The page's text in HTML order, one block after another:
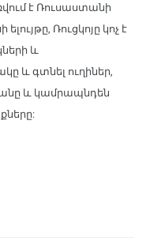
է Ռուսաստանի
Ռուցկոյը կոչ է
և
և գտնել ուղիներ,
և կամրապնդեն